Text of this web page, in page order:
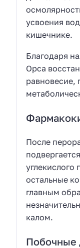
усвоения
кишечнике.
Благодаря
Орса
равновесие,
После
углекислого
остальные
главным
калом.
Побочные